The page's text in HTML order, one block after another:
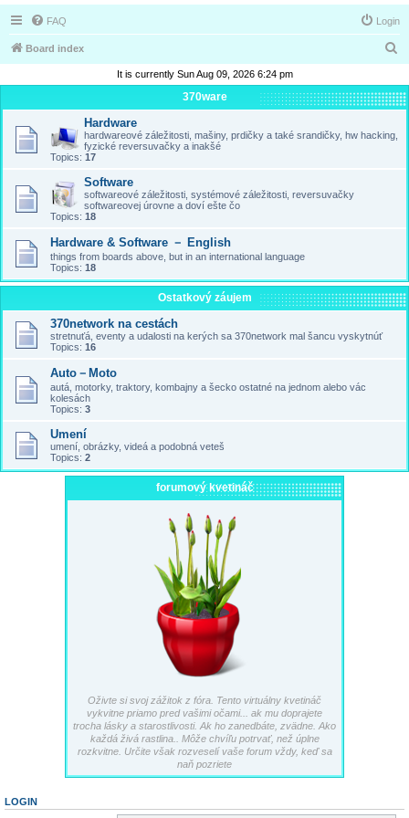
FAQ Login
Board index
a
r
It is currently Sun Aug 09, 2026 6:24 pm
370ware
Hardware
hardwareové záležitosti, mašiny, prdičky a také srandičky, hw hacking,
fyzické reversuvačky a inakšé
Topics: 17
Software
softwareové záležitosti, systémové záležitosti, reversuvačky
softwareovej úrovne a doví ešte čo
Topics: 18
Hardware & Software － English
things from boards above, but in an international language
Topics: 18
Ostatkový záujem
370network na cestách
stretnuťá, eventy a udalosti na kerých sa 370network mal šancu vyskytnúť
Topics: 16
Auto－Moto
autá, motorky, traktory, kombajny a šecko ostatné na jednom alebo vác
kolesách
Topics: 3
Umení
umení, obrázky, videá a podobná veteš
Topics: 2
forumový kvetináč
Oživte si svoj zážitok z fóra. Tento virtuálny kvetináč
vykvitne priamo pred vašimi očami... ak mu doprajete
trocha lásky a starostlivosti. Ak ho zanedbáte, zvädne. Ako
každá živá rastlina.. Môže chvíľu potrvať, než úplne
rozkvitne. Určite však rozveselí vaše forum vždy, keď sa
naň pozriete
LOGIN